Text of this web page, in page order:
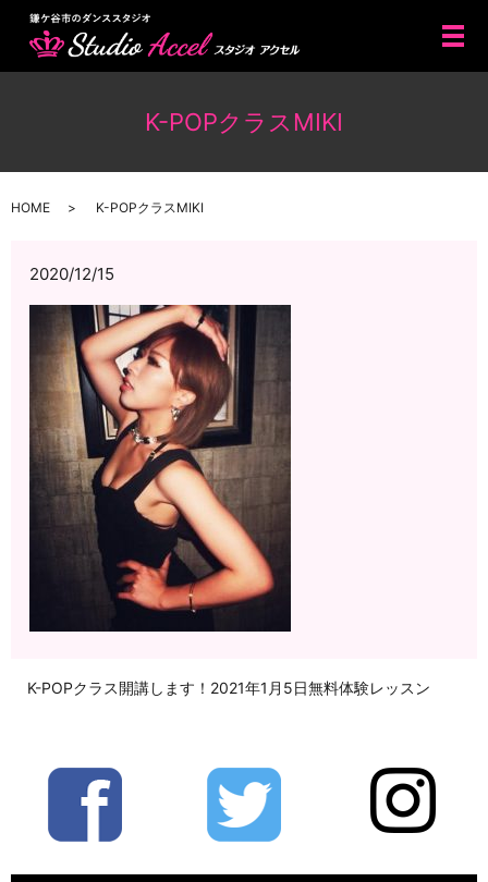
メ
K-POPクラスMIKI
HOME K-POPクラスMIKI
2020/12/15
K-POPクラス開講します！2021年1月5日無料体験レッスン